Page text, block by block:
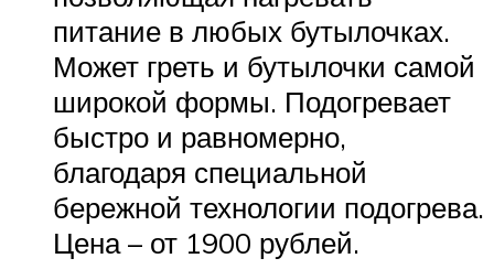
питание в любых бутылочках.
Может греть и бутылочки самой
широкой формы. Подогревает
быстро и равномерно,
благодаря специальной
бережной технологии подогрева.
Цена – от 1900 рублей.